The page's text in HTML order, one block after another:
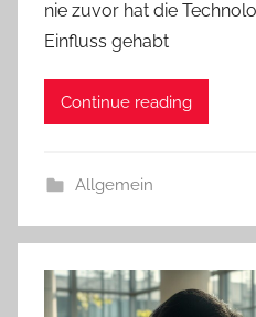
nie zuvor hat die
Einfluss gehabt
Continue reading
Allgemein